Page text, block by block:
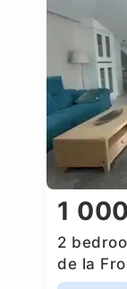
1
2
de la